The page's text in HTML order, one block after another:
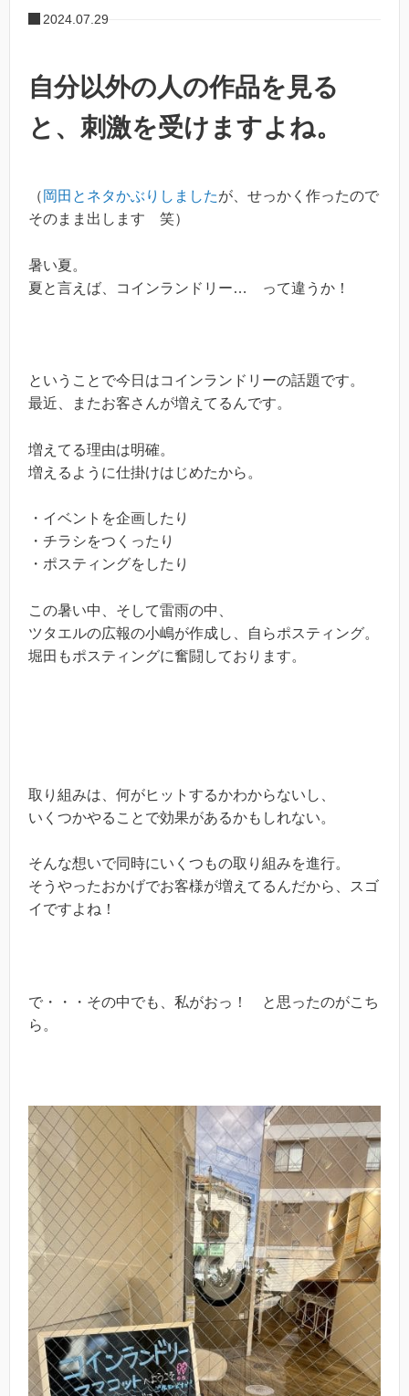
2024.07.29
自分以外の人の作品を見る
と、刺激を受けますよね。
（ 岡田とネタかぶりしましたが、せっかく作ったので
そのまま出します 笑）
暑い夏。
夏と言えば、コインランドリー… って違うか！
ということで今日はコインランドリーの話題です。
最近、またお客さんが増えてるんです。
増えてる理由は明確。
増えるように仕掛けはじめたから。
・イベントを企画したり
・チラシをつくったり
・ポスティングをしたり
この暑い中、そして雷雨の中、
ツタエルの広報の小嶋が作成し、自らポスティング。
堀田もポスティングに奮闘しております。
取り組みは、何がヒットするかわからないし、
いくつかやることで効果があるかもしれない。
そんな想いで同時にいくつもの取り組みを進行。
そうやったおかげでお客様が増えてるんだから、スゴ
イですよね！
で・・・その中でも、私がおっ！ と思ったのがこち
ら。